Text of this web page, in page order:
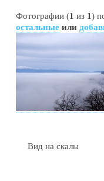
Фотографии (1 из 1)
остальные или
Вид на скалы